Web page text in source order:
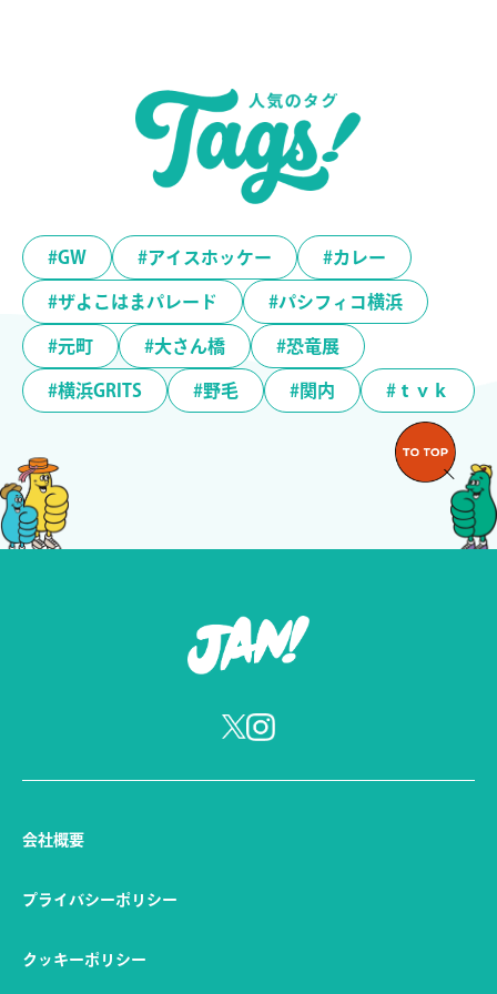
#GW #アイスホッケー #カレー
#ザよこはまパレード #パシフィコ横浜
#元町 #大さん橋 #恐竜展
#横浜GRITS #野毛 #関内 #ｔｖｋ
会社概要
プライバシーポリシー
クッキーポリシー
EVENT GOURMET
ライフスタイル
LIFESTYLE